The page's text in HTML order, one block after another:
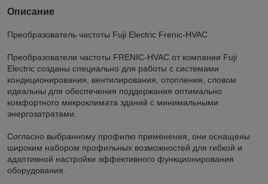
Описание
Преобразователь частоты Fuji Electric Frenic-HVAC
Преобразователи частоты FRENIC-HVAC от компании Fuji
Electric созданы специально для работы с системами
кондиционирования, вентилирования, отопления, словом
идеальны для обеспечения поддержания оптимально
комфортного микроклимата зданий с минимальными
энергозатратами.
Согласно выбранному профилю применения, они оснащены
широким набором профильных возможностей для гибкой и
адаптивной настройки эффективного функционирования
оборудования.